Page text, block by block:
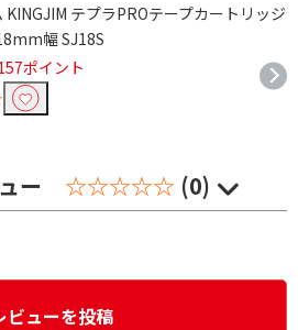
KINGJIM テプラPROテープカートリッジ
幅 SJ18S
ポイント
ー ☆☆☆☆☆ (0)
ビューを投稿